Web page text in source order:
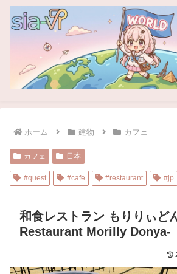
ホーム 建物 カフェ
カフェ 日本
#quest #cafe #restaurant #jp
和食レストラン もりりぃど
Restaurant Morilly Donya-